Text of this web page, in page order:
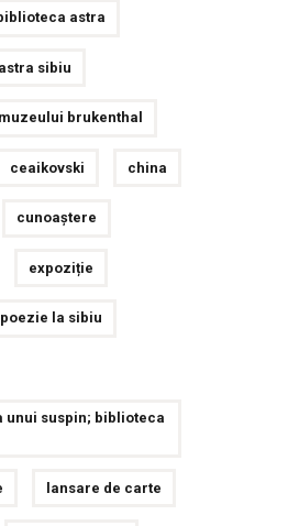
astra
sibiu
brukenthal
ceaikovski china
cunoaștere
expoziție
la sibiu
unui suspin; biblioteca
lansare de carte